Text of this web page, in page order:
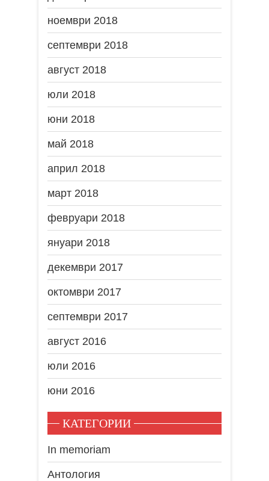
ноември 2018
септември 2018
август 2018
юли 2018
юни 2018
май 2018
април 2018
март 2018
февруари 2018
януари 2018
декември 2017
октомври 2017
септември 2017
август 2016
юли 2016
юни 2016
КАТЕГОРИИ
In memoriam
Антология